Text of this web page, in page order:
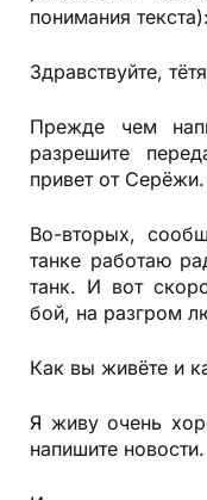
понимания текста):
Здравствуйте,
Прежде чем
разрешите
привет от Серёжи.
Во-вторых,
танке работаю
танк. И вот
бой, на разгром
Как вы живёте и
Я живу очень
напишите новости.